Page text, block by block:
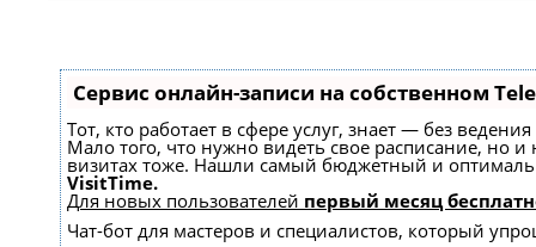
Сервис онлайн-записи на собственном
Тот, кто работает в сфере услуг, знает — без
Мало того, что нужно видеть свое расписание, но
визитах тоже. Нашли самый бюджетный и
VisitTime.
Для новых пользователей первый месяц
Чат-бот для мастеров и специалистов, который